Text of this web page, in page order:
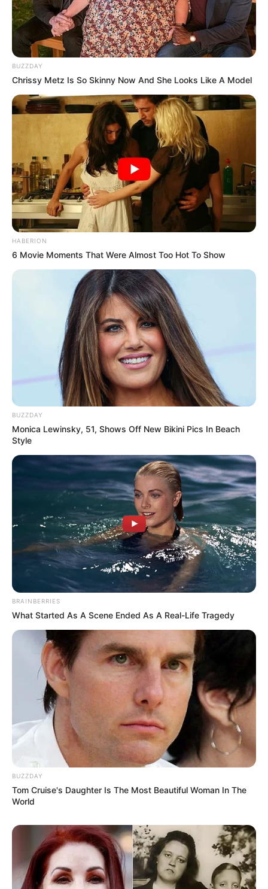
BUZZDAY
Chrissy Metz Is So Skinny Now And She Looks Like A Model
HABERION
6 Movie Moments That Were Almost Too Hot To Show
BUZZDAY
Monica Lewinsky, 51, Shows Off New Bikini Pics In Beach
Style
BRAINBERRIES
What Started As A Scene Ended As A Real-Life Tragedy
BUZZDAY
Tom Cruise's Daughter Is The Most Beautiful Woman In The
World